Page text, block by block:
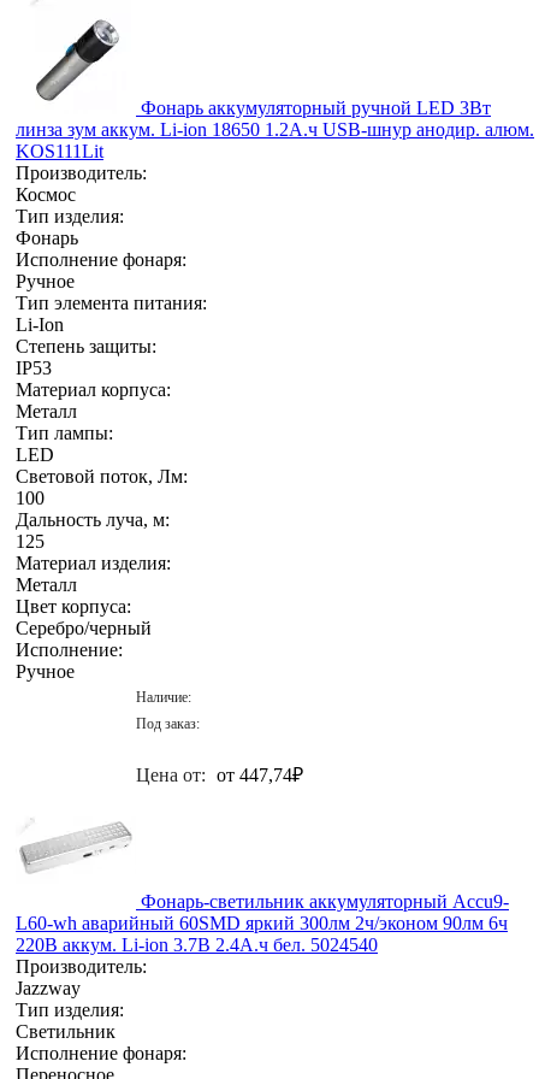
Фонарь аккумуляторный ручной LED 3Вт
линза зум аккум. Li-ion 18650 1.2А.ч USB-шнур анодир. алюм.
KOS111Lit
Производитель:
Космос
Тип изделия:
Фонарь
Исполнение фонаря:
Ручное
Тип элемента питания:
Li-Ion
Степень защиты:
IP53
Материал корпуса:
Металл
Тип лампы:
LED
Световой поток, Лм:
100
Дальность луча, м:
125
Материал изделия:
Металл
Цвет корпуса:
Серебро/черный
Исполнение:
Ручное
Наличие:
Под заказ:
Цена от: от 447,74₽
Фонарь-светильник аккумуляторный Accu9-
L60-wh аварийный 60SMD яркий 300лм 2ч/эконом 90лм 6ч
220В аккум. Li-ion 3.7В 2.4А.ч бел. 5024540
Производитель:
Jazzway
Тип изделия:
Светильник
Исполнение фонаря:
Переносное